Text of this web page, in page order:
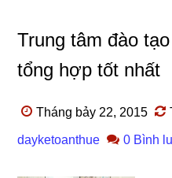
Trung tâm đào
tổng hợp tốt nhất
Tháng bảy 22, 2015
dayketoanthue 0 Bình